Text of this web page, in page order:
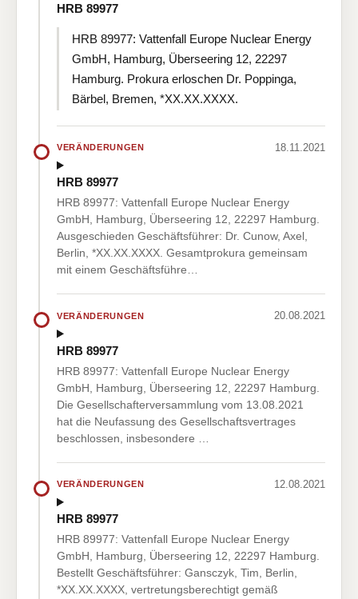
HRB 89977
HRB 89977: Vattenfall Europe Nuclear Energy
GmbH, Hamburg, Überseering 12, 22297
Hamburg. Prokura erloschen Dr. Poppinga,
Bärbel, Bremen, *XX.XX.XXXX.
VERÄNDERUNGEN 18.11.2021
HRB 89977
HRB 89977: Vattenfall Europe Nuclear Energy
GmbH, Hamburg, Überseering 12, 22297 Hamburg.
Ausgeschieden Geschäftsführer: Dr. Cunow, Axel,
Berlin, *XX.XX.XXXX. Gesamtprokura gemeinsam
mit einem Geschäftsführe…
VERÄNDERUNGEN 20.08.2021
HRB 89977
HRB 89977: Vattenfall Europe Nuclear Energy
GmbH, Hamburg, Überseering 12, 22297 Hamburg.
Die Gesellschafterversammlung vom 13.08.2021
hat die Neufassung des Gesellschaftsvertrages
beschlossen, insbesondere …
VERÄNDERUNGEN 12.08.2021
HRB 89977
HRB 89977: Vattenfall Europe Nuclear Energy
GmbH, Hamburg, Überseering 12, 22297 Hamburg.
Bestellt Geschäftsführer: Gansczyk, Tim, Berlin,
*XX.XX.XXXX, vertretungsberechtigt gemäß